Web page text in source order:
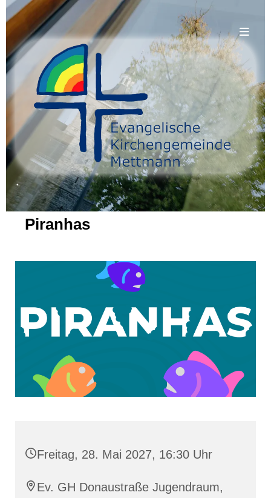
.
Piranhas
Freitag, 28. Mai 2027, 16:30 Uhr
Ev. GH Donaustraße Jugendraum,